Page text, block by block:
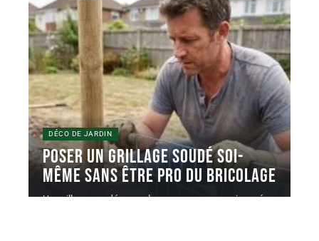
DÉCO DE JARDIN
Poser un grillage soudé soi-
même sans être pro du bricolage
Un grillage soudé en rouleau se pose en une journée